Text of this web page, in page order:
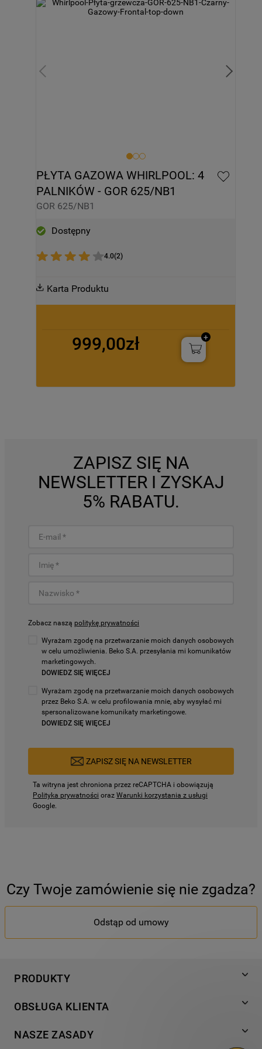
PŁYTA GAZOWA WHIRLPOOL: 4
PALNIKÓW - GOR 625/NB1
GOR 625/NB1
Dostępny
4.0(2)
Karta Produktu
999,00zł
ZAPISZ SIĘ NA
NEWSLETTER I ZYSKAJ
5% RABATU.
Zobacz naszą politykę prywatności
Wyrażam zgodę na przetwarzanie moich danych osobowych
w celu umożliwienia. Beko S.A. przesyłania mi komunikatów
marketingowych.
DOWIEDZ SIĘ WIĘCEJ
Wyrażam zgodę na przetwarzanie moich danych osobowych
przez Beko S.A. w celu profilowania mnie, aby wysyłać mi
spersonalizowane komunikaty marketingowe.
DOWIEDZ SIĘ WIĘCEJ
ZAPISZ SIĘ NA NEWSLETTER
Ta witryna jest chroniona przez reCAPTCHA i obowiązują
Polityka prywatności oraz Warunki korzystania z usługi
Google.
Czy Twoje zamówienie się nie zgadza?
Odstąp od umowy
PRODUKTY
Chłodnictwo
Gotowanie
OBSŁUGA KLIENTA
Napisz do nas
NASZE ZASADY